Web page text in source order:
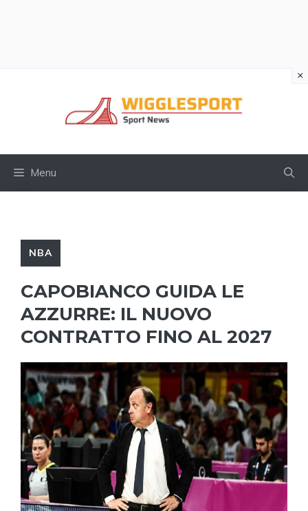
Menu
NBA
CAPOBIANCO GUIDA LE
AZZURRE: IL NUOVO
CONTRATTO FINO AL 2027
×